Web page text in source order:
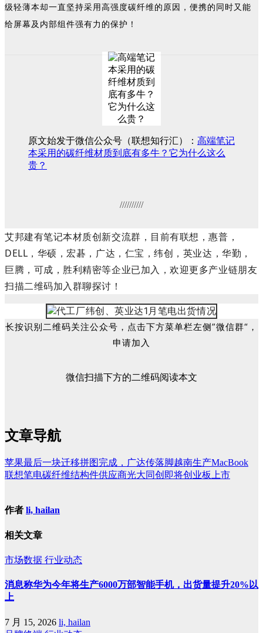
级轻薄本却一直坚持采用高强度碳纤维的原因，便携的同时又能
给屏幕及内部组件强有力的保护！
原文始发于微信公众号（联想知行汇）： 高端笔记
本采用的碳纤维材质到底有多牛？它为什么这么
贵？
//////////
艾邦建有笔记本材质创新交流群，目前有联想，惠普，
DELL，华硕，宏碁，广达，仁宝，纬创，英业达，华勤，
巨腾，可成，胜利精密等企业已加入，欢迎更多产业链朋友
扫描二维码加入群聊探讨！
长按识别二维码关注公众号，点击下方菜单栏左侧”微信群“，
申请加入
微信扫描下方的二维码阅读本文
文章导航
苹果最后一块迁移拼图完成，广达传落脚越南生产MacBook
联想笔电碳纤维结构件供应商光大同创即将创业板上市
作者 li, hailan
相关文章
市场数据 行业动态
消息称华为今年将生产6000万部智能手机，出货量提升20%以
上
7 月 15, 2026 li, hailan